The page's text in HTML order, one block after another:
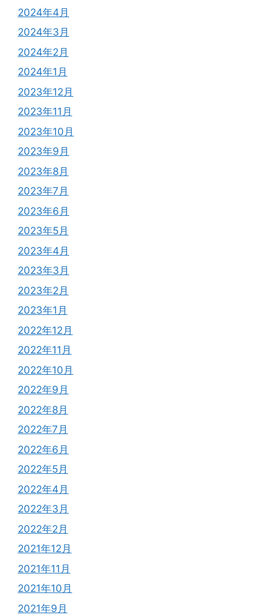
2024年4月
2024年3月
2024年2月
2024年1月
2023年12月
2023年11月
2023年10月
2023年9月
2023年8月
2023年7月
2023年6月
2023年5月
2023年4月
2023年3月
2023年2月
2023年1月
2022年12月
2022年11月
2022年10月
2022年9月
2022年8月
2022年7月
2022年6月
2022年5月
2022年4月
2022年3月
2022年2月
2021年12月
2021年11月
2021年10月
2021年9月